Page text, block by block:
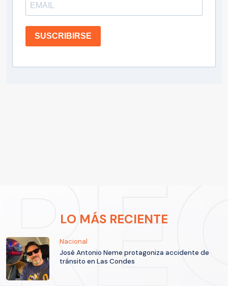
SUSCRIBIRSE
LO MÁS RECIENTE
Nacional
José Antonio Neme protagoniza accidente de
tránsito en Las Condes